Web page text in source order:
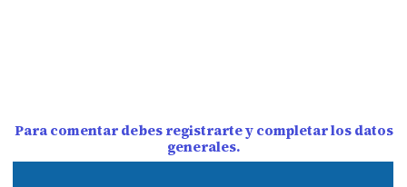
Para comentar debes registrarte y completar los datos
generales.